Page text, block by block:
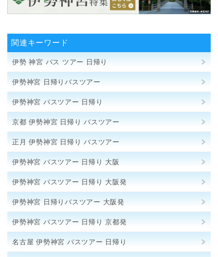
関連キーワード
伊勢 神宮 バス ツアー 日帰り
伊勢神宮 日帰りバスツアー
伊勢神宮 バスツアー 日帰り
京都 伊勢神宮 日帰り バスツアー
正月 伊勢神宮 日帰り バスツアー
伊勢神宮 バスツアー 日帰り 大阪
伊勢神宮 バスツアー 日帰り 大阪発
伊勢神宮 日帰りバスツアー 大阪発
伊勢神宮 バスツアー 日帰り 京都発
名古屋 伊勢神宮 バスツアー 日帰り